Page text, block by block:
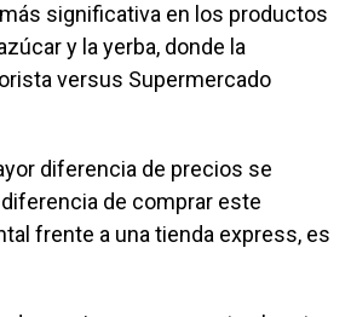
significativa en los productos
y la yerba, donde la
versus Supermercado
diferencia de precios se
de comprar este
frente a una tienda express, es